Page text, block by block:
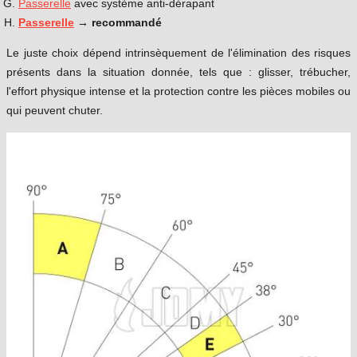
Passerelle avec système anti-dérapant
Passerelle → recommandé
Le juste choix dépend intrinsèquement de l'élimination des risques
présents dans la situation donnée, tels que : glisser, trébucher,
l'effort physique intense et la protection contre les pièces mobiles ou
qui peuvent chuter.